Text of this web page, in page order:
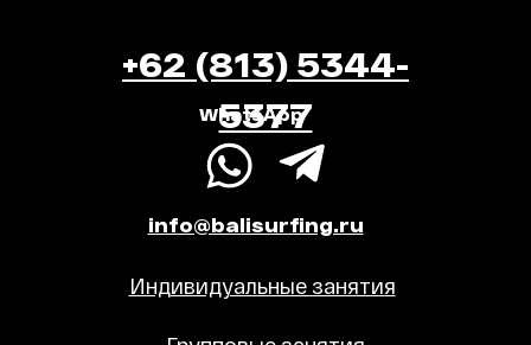
+62 (813) 5344-
5377
info@balisurfing.ru
Индивидуальные занятия
WhatsApp